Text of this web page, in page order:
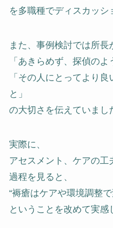
を多職種でディスカッシ
また、事例検討では所長
「あきらめず、探偵のよ
「その人にとってより
と」
の大切さを伝えていまし
実際に、
アセスメント、ケアの工
過程を見ると、
“褥瘡はケアや環境調整
ということを改めて実感